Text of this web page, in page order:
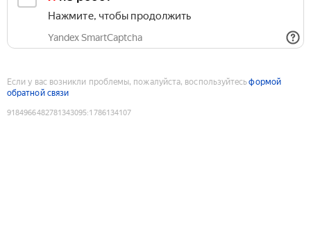
Нажмите, чтобы продолжить
Yandex SmartCaptcha
Если у вас возникли проблемы, пожалуйста, воспользуйтесьформой
обратной связи
9184966482781343095:1786134107